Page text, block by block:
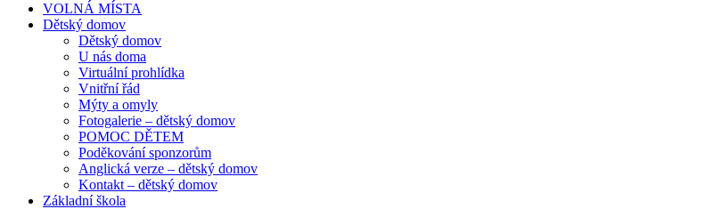
VOLNÁ MÍSTA
Dětský domov
Dětský domov
U nás doma
Virtuální prohlídka
Vnitřní řád
Mýty a omyly
Fotogalerie – dětský domov
POMOC DĚTEM
Poděkování sponzorům
Anglická verze – dětský domov
Kontakt – dětský domov
Základní škola